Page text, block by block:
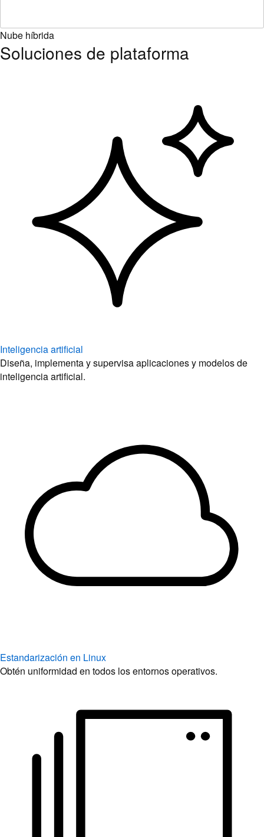
Nube híbrida
Soluciones de plataforma
Inteligencia artificial
Diseña, implementa y supervisa aplicaciones y modelos de
inteligencia artificial.
Estandarización en Linux
Obtén uniformidad en todos los entornos operativos.